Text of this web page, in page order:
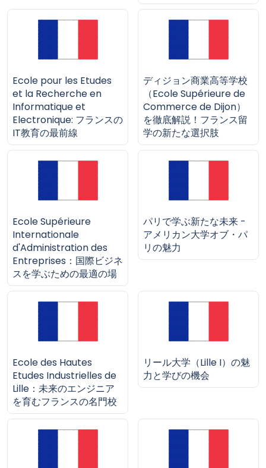
Ecole pour les Etudes
et la Recherche en
Informatique et
Electronique: フランスの
IT教育の最前線
ディジョン商業高等学校
（Ecole Supérieure de
Commerce de Dijon）
を徹底解説！フランス留
学の新たな選択肢
Ecole Supérieure
Internationale
d'Administration des
Entreprises：国際ビジネ
スを学ぶための最適の場
パリで学ぶ新たな未来 -
アメリカン大学オブ・パ
リの魅力
Ecole des Hautes
Etudes Industrielles de
Lille：未来のエンジニア
を育むフランスの名門校
リール大学（Lille I）の魅
力と学びの機会